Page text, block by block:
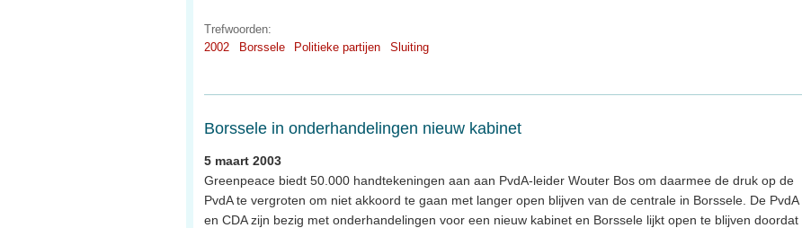
Trefwoorden:
2002
Borssele Politieke partijen Sluiting
Borssele in onderhandelingen nieuw kabinet
5 maart 2003
Greenpeace biedt 50.000 handtekeningen aan aan PvdA-leider Wouter Bos om daarmee de druk op de
PvdA te vergroten om niet akkoord te gaan met langer open blijven van de centrale in Borssele. De PvdA
en CDA zijn bezig met onderhandelingen voor een nieuw kabinet en Borssele lijkt open te blijven doordat